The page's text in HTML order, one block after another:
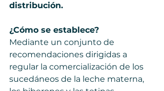
distribución.
¿Cómo se establece?
Mediante un conjunto de
recomendaciones dirigidas a
regular la comercialización de los
sucedáneos de la leche materna,